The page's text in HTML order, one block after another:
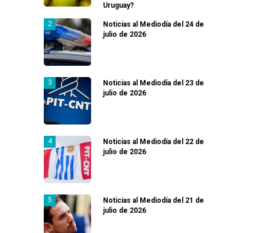
Uruguay?
Noticias al Mediodía del 24 de
julio de 2026
Noticias al Mediodía del 23 de
julio de 2026
Noticias al Mediodía del 22 de
julio de 2026
Noticias al Mediodía del 21 de
julio de 2026